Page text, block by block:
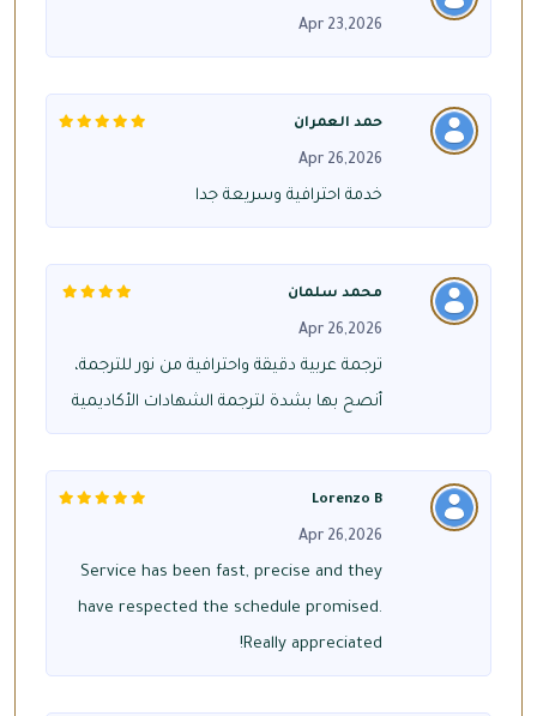
Apr 23,2026
حمد العمران
Apr 26,2026
خدمة احترافية وسريعة جدا
محمد سلمان
Apr 26,2026
ترجمة عربية دقيقة واحترافية من نور للترجمة،
أنصح بها بشدة لترجمة الشهادات الأكاديمية
Lorenzo B
Apr 26,2026
Service has been fast, precise and they
have respected the schedule promised.
Really appreciated!